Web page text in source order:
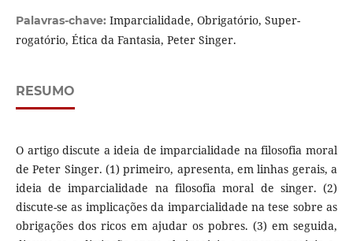
Palavras-chave: Imparcialidade, Obrigatório, Super-
rogatório, Ética da Fantasia, Peter Singer.
RESUMO
O artigo discute a ideia de imparcialidade na filosofia moral
de Peter Singer. (1) primeiro, apresenta, em linhas gerais, a
ideia de imparcialidade na filosofia moral de singer. (2)
discute-se as implicações da imparcialidade na tese sobre as
obrigações dos ricos em ajudar os pobres. (3) em seguida,